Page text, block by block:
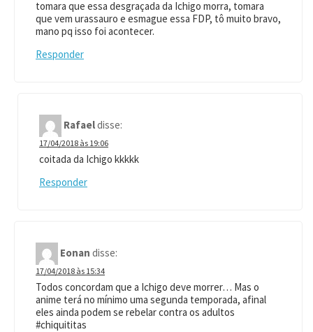
tomara que essa desgraçada da Ichigo morra, tomara
que vem urassauro e esmague essa FDP, tô muito bravo,
mano pq isso foi acontecer.
Responder
Rafaeldisse:
17/04/2018 às 19:06
coitada da Ichigo kkkkk
Responder
Eonan disse:
17/04/2018 às 15:34
Todos concordam que a Ichigo deve morrer… Mas o
anime terá no mínimo uma segunda temporada, afinal
eles ainda podem se rebelar contra os adultos
#chiquititas